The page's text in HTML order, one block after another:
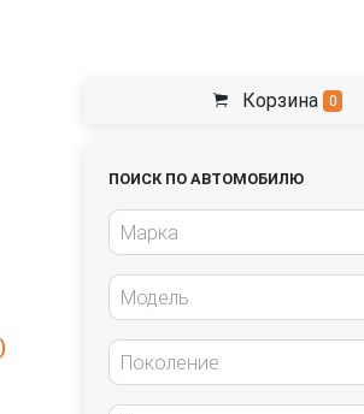
Корзина 0
ПОИСК ПО АВТОМОБИЛЮ
Марка
Модель
Поколение